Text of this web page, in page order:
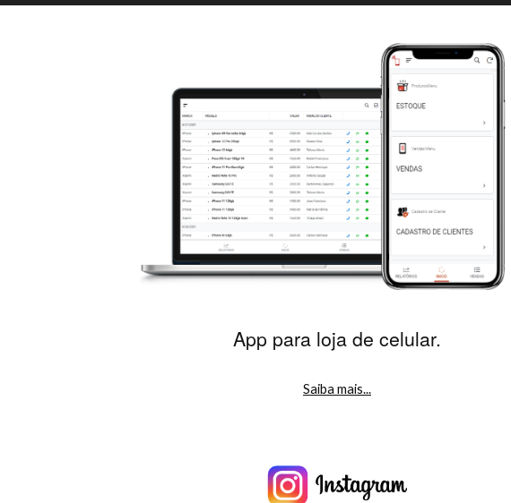
App para loja de celular.
Saiba mais...